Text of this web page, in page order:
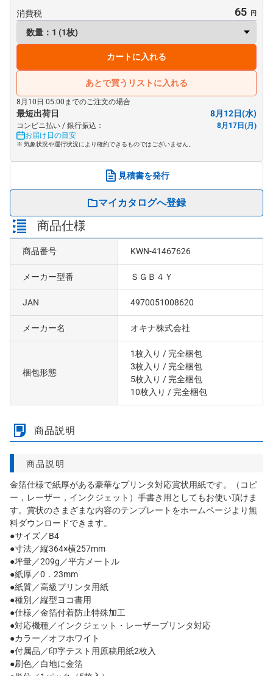
消費税 65
カートに入れる
あとで買うリストに入れる
8月10日 05:00までのご注文の場合
最短出荷日 8月12日(水)
コンビニ払い / 銀行振込：
8月17日(月)
お届け日の目安
※ 気象状況や運行状況により確約できるものではございません。
見積書を発行
マイカタログへ登録
商品仕様
商品番号 KWN-41467626
メーカー型番 ＳＧＢ４Ｙ
JAN 4970051008620
メーカー名 オキナ株式会社
梱包形態
1枚入り / 完全梱包
3枚入り / 完全梱包
5枚入り / 完全梱包
10枚入り / 完全梱包
商品説明
商品説明
金箔仕様で紙厚がある豪華なプリンタ対応賞状用紙です。（コピ
ー，レーザー，インクジェット）手書き用としてもお使い頂けま
す。賞状のさまざまな内容のテンプレートをホームページより無
料ダウンロードできます。
●サイズ／B4
●寸法／縦364×横257mm
●坪量／209g／平方メートル
●紙厚／0．23mm
●紙質／高級プリンタ用紙
●種別／縦型ヨコ書用
●仕様／金箔付着防止特殊加工
●対応機種／インクジェット・レーザープリンタ対応
●カラー／オフホワイト
●付属品／印字テスト用原稿用紙2枚入
●刷色／白地に金箔